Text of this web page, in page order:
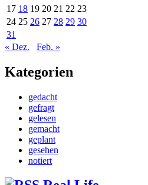
17 18 19 20 21 22 23
24 25 26 27 28 29 30
31
« Dez.
Feb. »
Kategorien
gedacht
gefragt
gelesen
gemacht
geplant
gesehen
notiert